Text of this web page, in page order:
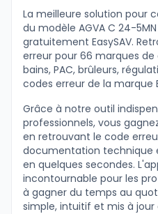
La meilleure solution pour
du modèle AGVA C 24-
gratuitement EasySAV.
erreur pour 66 marques
bains, PAC, brûleurs,
codes erreur de la marque
Grâce à notre outil
professionnels, vous
en retrouvant le code
documentation technique
en quelques secondes.
incontournable pour les
à gagner du temps au
simple, intuitif et mis à